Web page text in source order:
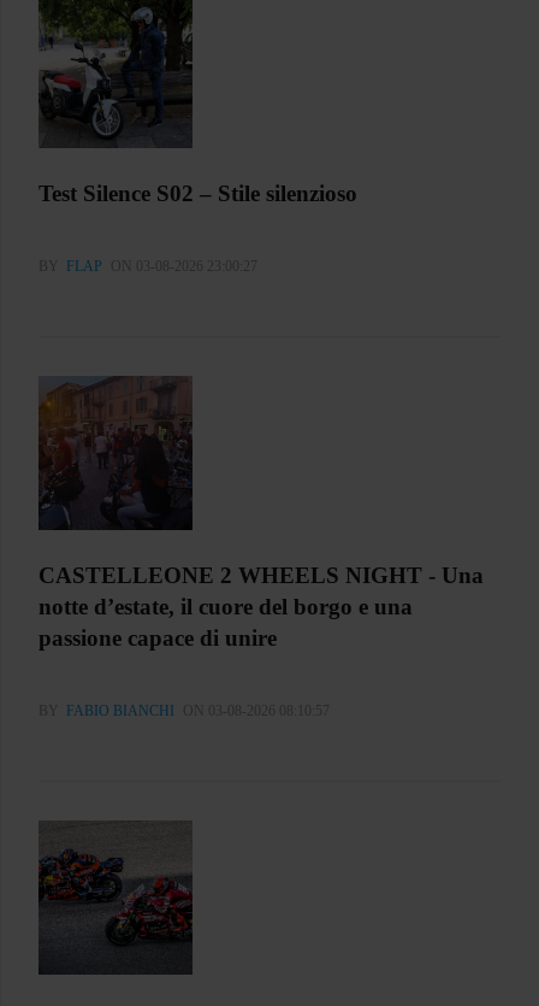
Test Silence S02 – Stile silenzioso
BY FLAP ON 03-08-2026 23:00:27
CASTELLEONE 2 WHEELS NIGHT - Una
notte d’estate, il cuore del borgo e una
passione capace di unire
BY FABIO BIANCHI ON 03-08-2026 08:10:57